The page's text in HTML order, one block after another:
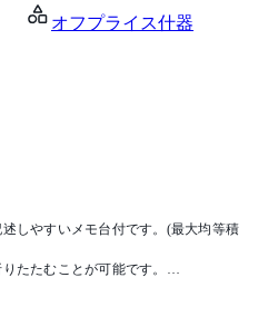
オフプライス什器
述しやすいメモ台付です。(最大均等積
たたむことが可能です。
ません。